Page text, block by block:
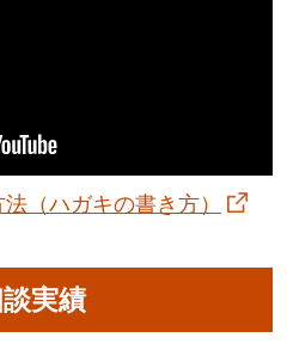
（ハガキの書き方）
実績